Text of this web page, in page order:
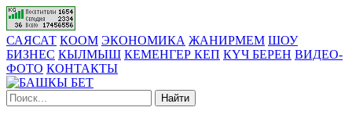
САЯСАТ КООМ ЭКОНОМИКА ЖАНИРМЕМ ШОУ
БИЗНЕС КЫЛМЫШ КЕМЕНГЕР КЕП КҮЧ БЕРЕН ВИДЕО-
ФОТО КОНТАКТЫ
Найти